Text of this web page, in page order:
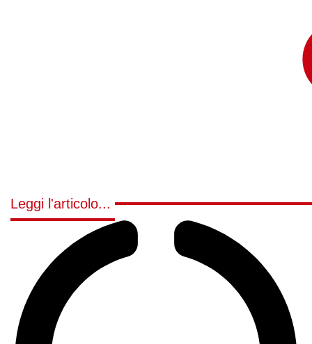
Leggi l'articolo...